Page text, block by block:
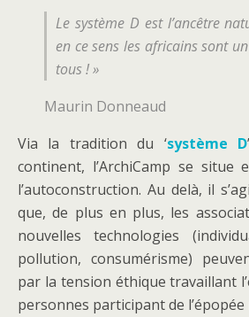
Le système D est l’ancêtre
en ce sens les africains sont
tous ! »
Maurin Donneaud
Via la tradition du ‘système D
continent, l’ArchiCamp se
l’autoconstruction. Au delà, il
que, de plus en plus, les
nouvelles technologies
pollution, consumérisme)
par la tension éthique travaillant
personnes participant de